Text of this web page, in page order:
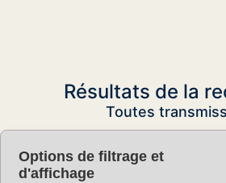
Résultats de la
Toutes
Options de filtrage et
d'affichage